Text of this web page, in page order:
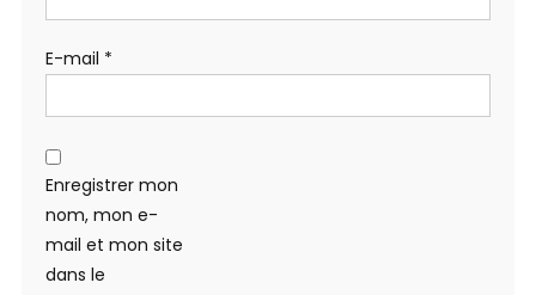
E-mail *
Enregistrer mon
nom, mon e-
mail et mon site
dans le